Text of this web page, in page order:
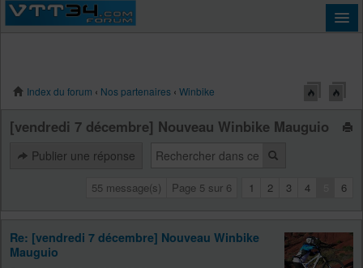
Index du forum ‹ Nos partenaires ‹ Winbike
[vendredi 7 décembre] Nouveau Winbike Mauguio
Publier une réponse
55 message(s) Page 5 sur 6 1 2 3 4 6
Re: [vendredi 7 décembre] Nouveau Winbike
Mauguio